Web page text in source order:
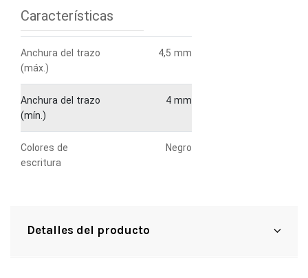
Características
Anchura del trazo
(máx.)
4,5 mm
Anchura del trazo
(mín.)
4 mm
Colores de
escritura
Negro
Detalles del producto